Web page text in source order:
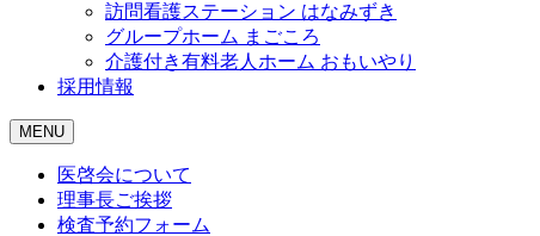
訪問看護ステーション はなみずき
グループホーム まごころ
介護付き有料老人ホーム おもいやり
採用情報
MENU
医啓会について
理事長ご挨拶
検査予約フォーム